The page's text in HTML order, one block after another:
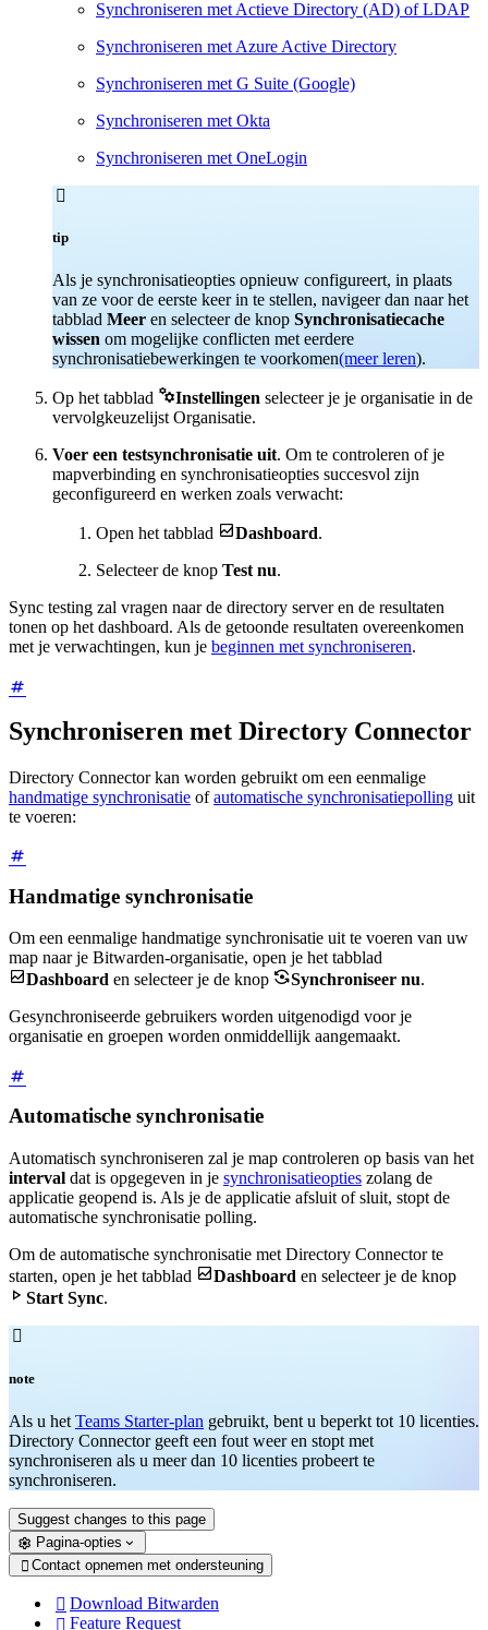
Synchroniseren met Actieve Directory (AD) of LDAP
Synchroniseren met Azure Active Directory
Synchroniseren met G Suite (Google)
Synchroniseren met Okta
Synchroniseren met OneLogin

tip
Als je synchronisatieopties opnieuw configureert, in plaats
van ze voor de eerste keer in te stellen, navigeer dan naar het
tabblad Meer en selecteer de knop Synchronisatiecache
wissen om mogelijke conflicten met eerdere
synchronisatiebewerkingen te voorkomen(meer leren).
Op het tabblad Instellingen selecteer je je organisatie in de
vervolgkeuzelijst Organisatie.
Voer een testsynchronisatie uit. Om te controleren of je
mapverbinding en synchronisatieopties succesvol zijn
geconfigureerd en werken zoals verwacht:
Open het tabblad Dashboard.
Selecteer de knop Test nu.
Sync testing zal vragen naar de directory server en de resultaten
tonen op het dashboard. Als de getoonde resultaten overeenkomen
met je verwachtingen, kun je beginnen met synchroniseren.
Synchroniseren met Directory Connector
Directory Connector kan worden gebruikt om een eenmalige
handmatige synchronisatie ofautomatische synchronisatiepolling uit
te voeren:
Handmatige synchronisatie
Om een eenmalige handmatige synchronisatie uit te voeren van uw
map naar je Bitwarden-organisatie, open je het tabblad
Dashboard en selecteer je de knop Synchroniseer nu.
Gesynchroniseerde gebruikers worden uitgenodigd voor je
organisatie en groepen worden onmiddellijk aangemaakt.
Automatische synchronisatie
Automatisch synchroniseren zal je map controleren op basis van het
interval dat is opgegeven in je synchronisatieopties zolang de
applicatie geopend is. Als je de applicatie afsluit of sluit, stopt de
automatische synchronisatie polling.
Om de automatische synchronisatie met Directory Connector te
starten, open je het tabblad Dashboard en selecteer je de knop
 Start Sync.

note
Als u het Teams Starter-plan gebruikt, bent u beperkt tot 10 licenties.
Directory Connector geeft een fout weer en stopt met
synchroniseren als u meer dan 10 licenties probeert te
synchroniseren.
Suggest changes to this page
Pagina-opties
 Contact opnemen met ondersteuning
 Download Bitwarden
 Feature Request